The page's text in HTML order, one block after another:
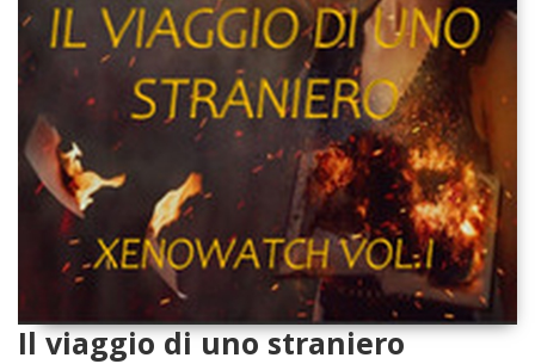
Il viaggio di uno straniero